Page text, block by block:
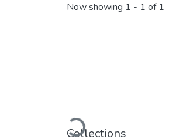
Now showing 1 - 1 of 1
Loading...
Collections